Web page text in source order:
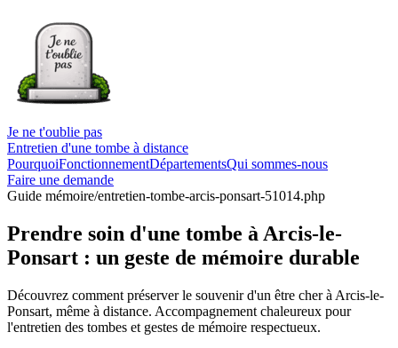
Je ne t'oublie pas
Entretien d'une tombe à distance
PourquoiFonctionnementDépartementsQui sommes-nous
Faire une demande
Guide mémoire/entretien-tombe-arcis-ponsart-51014.php
Prendre soin d'une tombe à Arcis-le-
Ponsart : un geste de mémoire durable
Découvrez comment préserver le souvenir d'un être cher à Arcis-le-
Ponsart, même à distance. Accompagnement chaleureux pour
l'entretien des tombes et gestes de mémoire respectueux.